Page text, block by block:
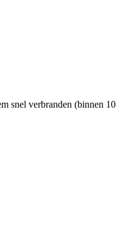
snel verbranden (binnen 10